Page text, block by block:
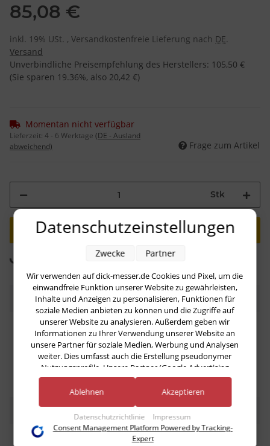
85,08 €
inkl. 19% USt. , Versandkostenfreie Lieferung nach DE.
Versand
Unverbindliche Preisempfehlung des Herstellers: 105,50 €
(Sie sparen 19.36%, also 20,42 €)
Momentan nicht verfügbar
Lieferzeit: 4 - 6 Werktage (DE - Ausland
abweichend)
Frage zum Artikel
Stk
Loading... Komponenten werden geladen ...
Beschreibung
Käsemesser 30 cm von F. Dick mit 2 Griffen
Bewertungen
Datenschutzeinstellungen
Wir verwenden auf dick-messer.de Cookies und Pixel, um die
einwandfreie Funktion unserer Website zu gewährleisten,
Inhalte und Anzeigen zu personalisieren, Funktionen für
soziale Medien anbieten zu können und die Zugriffe auf
unserer Website zu analysieren. Außerdem geben wir
Informationen zu Ihrer Verwendung unserer Website an
unsere Partner für soziale Medien, Werbung und Analysen
weiter. Dies umfasst auch die Erstellung pseudonymer
Nutzungsprofile. Unsere Partner (Google Advertising
Products) führen diese Informationen möglicherweise mit
weiteren Daten zusammen, die Sie ihnen bereitgestellt haben
im Rahmen Ihrer Nutzung der Dienste gesammelt haben
(bspw. Nutzungsdaten anderer Geräte). Ihre Einwilligung zur
Nutzung von Cookies und Pixeln können Sie jederzeit
Datenschutzrichtlinie Impressum
Zwecke Partner
Ablehnen Akzeptieren
Consent Management Platform Powered by Tracking-
Expert